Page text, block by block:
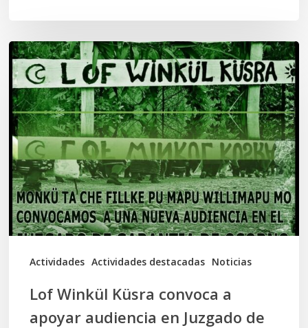
Actividades Actividades destacadas Noticias
Lof
Winkül
Küsra
convoca
a
apoyar
audiencia
en
Juzgado
Lof Winkül Küsra convoca a
apoyar audiencia en Juzgado de